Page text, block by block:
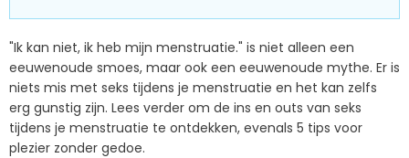
"Ik kan niet, ik heb mijn menstruatie." is niet alleen een
eeuwenoude smoes, maar ook een eeuwenoude mythe. Er is
niets mis met seks tijdens je menstruatie en het kan zelfs
erg gunstig zijn. Lees verder om de ins en outs van seks
tijdens je menstruatie te ontdekken, evenals 5 tips voor
plezier zonder gedoe.